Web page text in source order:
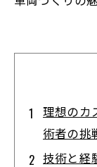
理想のカ
術者の挑
技術と経